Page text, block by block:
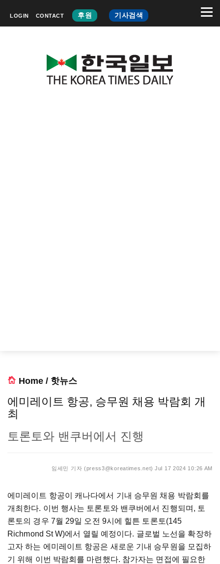
LOGIN CONTACT 후원 기사검색
Home / 핫뉴스
에미레이트 항공, 승무원 채용 박람회 개
최
토론토와 밴쿠버에서 진행
임세민 기자 (press3@koreatimes.net) Jul 17 2024 10:26 AM
에미레이트 항공이 캐나다에서 기내 승무원 채용 박람회를
개최한다. 이번 행사는 토론토와 밴쿠버에서 진행되며, 토
론토의 경우 7월 29일 오전 9시에 힐튼 토론토(145
Richmond St W)에서 열릴 예정이다. 글로벌 노선을 확장하
고자 하는 에미레이트 항공은 새로운 기내 승무원을 모집하
기 위해 이번 박람회를 마련했다. 참가자는 면접에 필요한